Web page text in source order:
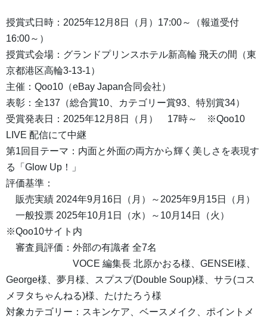
授賞式日時：2025年12月8日（月）17:00～（報道受付
16:00～）
授賞式会場：グランドプリンスホテル新高輪 飛天の間（東
京都港区高輪3-13-1）
主催：Qoo10（eBay Japan合同会社）
表彰：全137（総合賞10、カテゴリー賞93、特別賞34）
受賞発表日：2025年12月8日（月） 17時～ ※Qoo10
LIVE 配信にて中継
第1回目テーマ：内面と外面の両方から輝く美しさを表現す
る「Glow Up！」
評価基準：
販売実績 2024年9月16日（月）～2025年9月15日（月）
一般投票 2025年10月1日（水）～10月14日（火）
※Qoo10サイト内
審査員評価：外部の有識者 全7名
VOCE 編集長 北原かおる様、GENSEI様、
George様、夢月様、スプスプ(Double Soup)様、サラ(コス
メヲタちゃんねる)様、たけたろう様
対象カテゴリー：スキンケア、ベースメイク、ポイントメ